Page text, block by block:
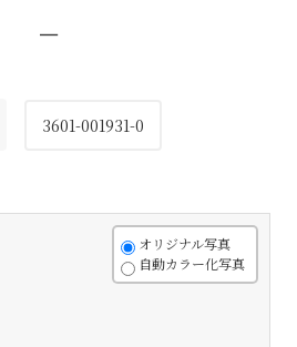
−
3601-001931-0
オリジナル写真
自動カラー化写真